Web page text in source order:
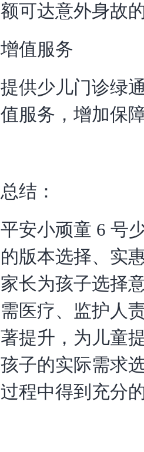
额可达意外身故的
增值服务
提供少儿门诊绿
值服务，增加保
总结：
平安小顽童 6 号
的版本选择、实
家长为孩子选择
需医疗、监护人
著提升，为儿童
孩子的实际需求
过程中得到充分的